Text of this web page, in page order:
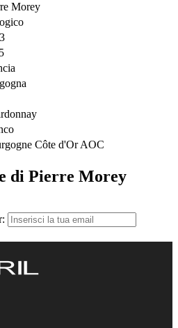
Morey
Côte d'Or AOC
di Pierre Morey